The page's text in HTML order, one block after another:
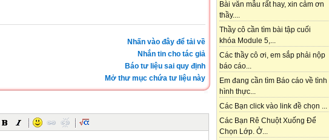
Bài văn mẫu rất hay, xin cảm ơn
thầy....
Thầy cô cần tìm bài tập cuối
khóa Module 5,...
Các thầy cô ơi, em sắp phải nộp
báo cáo...
Em đang cần tìm Báo cáo về tình
hình thực...
Các Bạn click vào link đề chọn ...
Các Bạn Rê Chuột Xuống Để
Chọn Lớp. Ở...
Nhấn vào đây để tải về
Nhắn tin cho tác giả
Báo tư liệu sai quy định
Mở thư mục chứa tư liệu này